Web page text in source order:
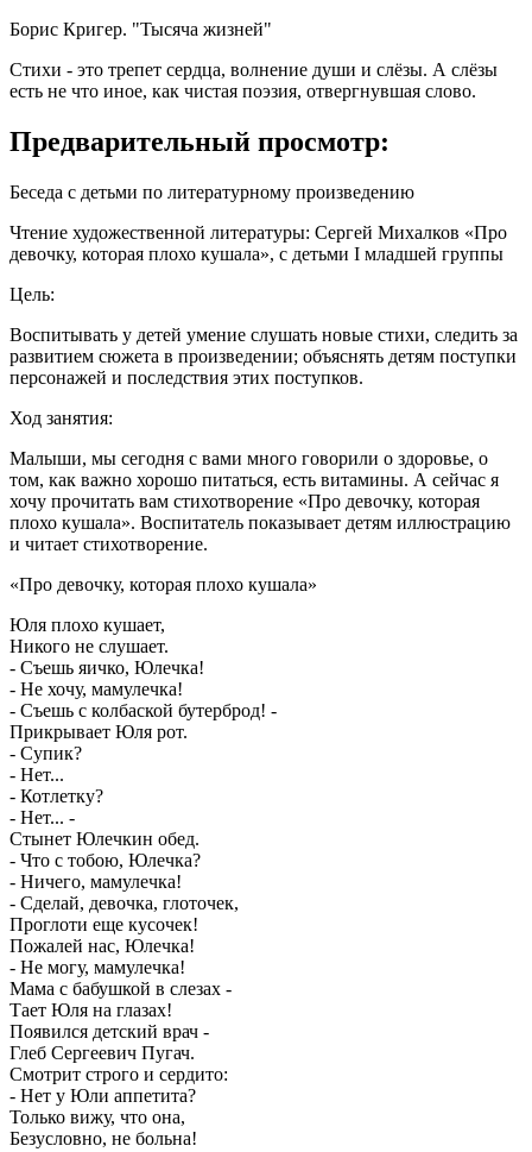
Борис Кригер. "Тысяча жизней"
Стихи - это трепет сердца, волнение души и слёзы. А слёзы
есть не что иное, как чистая поэзия, отвергнувшая слово.
Предварительный просмотр:
Беседа с детьми по литературному произведению
Чтение художественной литературы: Сергей Михалков «Про
девочку, которая плохо кушала», с детьми I младшей группы
Цель:
Воспитывать у детей умение слушать новые стихи, следить за
развитием сюжета в произведении; объяснять детям поступки
персонажей и последствия этих поступков.
Ход занятия:
Малыши, мы сегодня с вами много говорили о здоровье, о
том, как важно хорошо питаться, есть витамины. А сейчас я
хочу прочитать вам стихотворение «Про девочку, которая
плохо кушала». Воспитатель показывает детям иллюстрацию
и читает стихотворение.
«Про девочку, которая плохо кушала»
Юля плохо кушает,
Никого не слушает.
- Съешь яичко, Юлечка!
- Не хочу, мамулечка!
- Съешь с колбаской бутерброд! -
Прикрывает Юля рот.
- Супик?
- Нет...
- Котлетку?
- Нет... -
Стынет Юлечкин обед.
- Что с тобою, Юлечка?
- Ничего, мамулечка!
- Сделай, девочка, глоточек,
Проглоти еще кусочек!
Пожалей нас, Юлечка!
- Не могу, мамулечка!
Мама с бабушкой в слезах -
Тает Юля на глазах!
Появился детский врач -
Глеб Сергеевич Пугач.
Смотрит строго и сердито:
- Нет у Юли аппетита?
Только вижу, что она,
Безусловно, не больна!